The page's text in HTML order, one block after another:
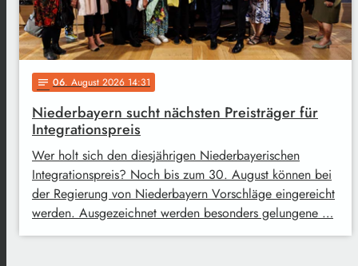
notes 06. August 2026 14:31
Niederbayern sucht nächsten Preisträger für
Integrationspreis
Wer holt sich den diesjährigen Niederbayerischen
Integrationspreis? Noch bis zum 30. August können bei
der Regierung von Niederbayern Vorschläge eingereicht
werden. Ausgezeichnet werden besonders gelungene …